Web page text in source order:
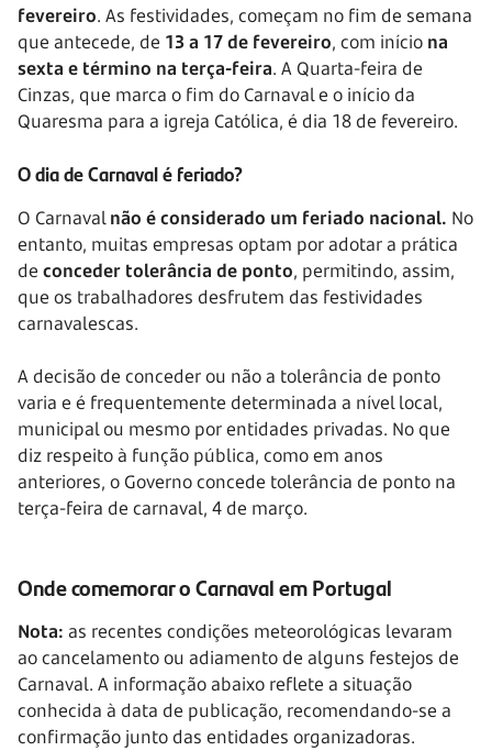
fevereiro. As festividades, começam no fim de semana
que antecede, de 13 a 17 de fevereiro, com início na
sexta e término na terça-feira. A Quarta-feira de
Cinzas, que marca o fim do Carnaval e o início da
Quaresma para a igreja Católica, é dia 18 de fevereiro.
O dia de Carnaval é feriado?
O Carnavalnão é considerado um feriado nacional. No
entanto, muitas empresas optam por adotar a prática
de conceder tolerância de ponto, permitindo, assim,
que os trabalhadores desfrutem das festividades
carnavalescas.
A decisão de conceder ou não a tolerância de ponto
varia e é frequentemente determinada a nível local,
municipal ou mesmo por entidades privadas. No que
diz respeito à função pública, como em anos
anteriores, o Governo concede tolerância de ponto na
terça-feira de carnaval, 4 de março.
Onde comemorar o Carnaval em Portugal
Nota: as recentes condições meteorológicas levaram
ao cancelamento ou adiamento de alguns festejos de
Carnaval. A informação abaixo reflete a situação
conhecida à data de publicação, recomendando-se a
confirmação junto das entidades organizadoras.